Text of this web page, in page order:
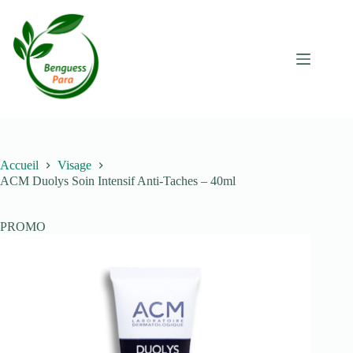
contenu
Accueil
Visage
ACM Duolys Soin Intensif Anti-Taches – 40ml
PROMO